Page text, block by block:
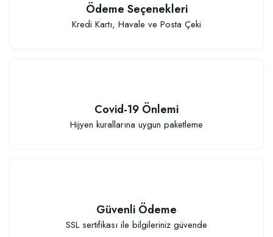
Ödeme Seçenekleri
Kredi Kartı, Havale ve Posta Çeki
Covid-19 Önlemi
Hijyen kurallarına uygun paketleme
Güvenli Ödeme
SSL sertifikası ile bilgileriniz güvende